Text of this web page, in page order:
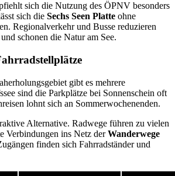
sich die Nutzung des ÖPNV besonders
sich die Sechs Seen Platte ohne
Regionalverkehr und Busse reduzieren
schonen die Natur am See.
gibt es mehrere
sind die Parkplätze bei Sonnenschein oft
lohnt sich an Sommerwochenenden.
Alternative. Radwege führen zu vielen
Verbindungen ins Netz derWanderwege
finden sich Fahrradständer und